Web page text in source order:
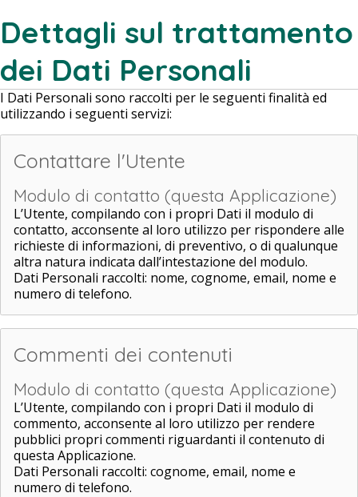
Dettagli sul trattamento
dei Dati Personali
I Dati Personali sono raccolti per le seguenti finalità ed
utilizzando i seguenti servizi:
Contattare l'Utente
Modulo di contatto (questa Applicazione)
L’Utente, compilando con i propri Dati il modulo di
contatto, acconsente al loro utilizzo per rispondere alle
richieste di informazioni, di preventivo, o di qualunque
altra natura indicata dall’intestazione del modulo.
Dati Personali raccolti: nome, cognome, email, nome e
numero di telefono.
Commenti dei contenuti
Modulo di contatto (questa Applicazione)
L’Utente, compilando con i propri Dati il modulo di
commento, acconsente al loro utilizzo per rendere
pubblici propri commenti riguardanti il contenuto di
questa Applicazione.
Dati Personali raccolti: cognome, email, nome e
numero di telefono.